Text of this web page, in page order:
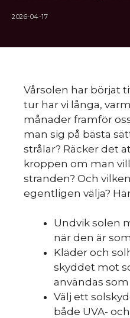
2026-04-17
Vårsolen har börjat
tur har vi långa,
månader framför
man sig på bästa
strålar? Räcker det
kroppen om man
stranden? Och
egentligen välja?
Undvik solen
när den är
Kläder och
skyddet mot
användas
Välj ett
både UVA-